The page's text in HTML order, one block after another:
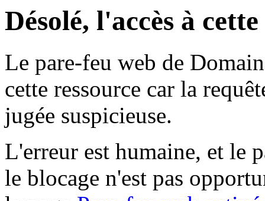
Désolé, l'accès à
Le pare-feu web de
cette ressource car la
jugée suspicieuse.
L'erreur est humaine, et le
le blocage n'est pas